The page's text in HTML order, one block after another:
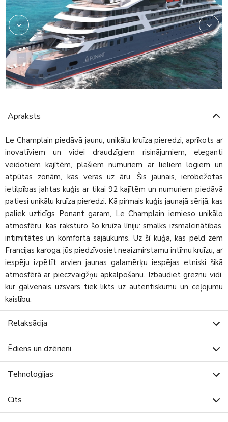
Apraksts
Le Champlain piedāvā jaunu, unikālu kruīza pieredzi, aprīkots ar
inovatīviem un videi draudzīgiem risinājumiem, eleganti
veidotiem kajītēm, plašiem numuriem ar lieliem logiem un
atpūtas zonām, kas veras uz āru. Šis jaunais, ierobežotas
ietilpības jahtas kuģis ar tikai 92 kajītēm un numuriem piedāvā
patiesi unikālu kruīza pieredzi. Kā pirmais kuģis jaunajā sērijā, kas
paliek uzticīgs Ponant garam, Le Champlain iemieso unikālo
atmosfēru, kas raksturo šo kruīza līniju: smalks izsmalcinātības,
intimitātes un komforta sajaukums. Uz šī kuģa, kas peld zem
Francijas karoga, jūs piedzīvosiet neaizmirstamu intīmu kruīzu, ar
iespēju izpētīt arvien jaunas galamērķu iespējas etniski šikā
atmosfērā ar pieczvaigžņu apkalpošanu. Izbaudiet greznu vidi,
kur galvenais uzsvars tiek likts uz autentiskumu un ceļojumu
kaislību.
Relaksācija
Ēdiens un dzērieni
Tehnoloģijas
Cits